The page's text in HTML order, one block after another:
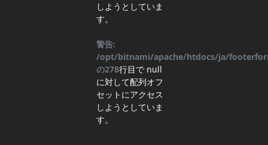
しようとしていま
す。
警告:
/opt/bitnami/apache/htdocs/ja/
の278行目で null
に対して配列オフ
セットにアクセス
しようとしていま
す。